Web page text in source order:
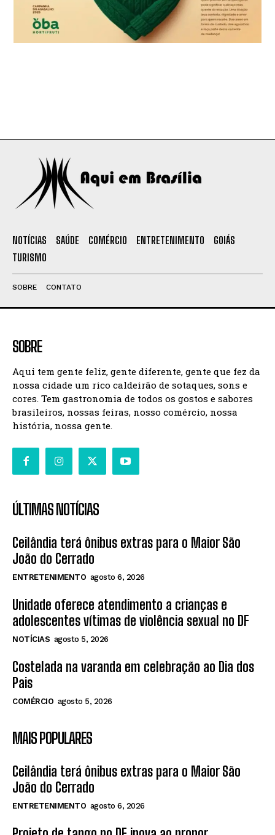
NOTÍCIAS SAÚDE COMÉRCIO ENTRETENIMENTO
GOIÁS
TURISMO
SOBRE CONTATO
SOBRE
Aqui tem gente feliz, gente diferente, gente que fez da
nossa cidade um rico caldeirão de sotaques, sons e
cores. Tem gastronomia de todos os gostos e sabores
brasileiros, nossas feiras, nosso comércio, nossa
história, nossa gente.
ÚLTIMAS NOTÍCIAS
Ceilândia terá ônibus extras para o Maior São
João do Cerrado
ENTRETENIMENTO agosto 6, 2026
Unidade oferece atendimento a crianças e
adolescentes vítimas de violência sexual no DF
NOTÍCIAS agosto 5, 2026
Costelada na varanda em celebração ao Dia dos
Pais
COMÉRCIO agosto 5, 2026
MAIS POPULARES
Ceilândia terá ônibus extras para o Maior São
João do Cerrado
ENTRETENIMENTO agosto 6, 2026